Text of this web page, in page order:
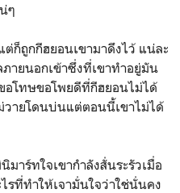
ๆ
ก็ถูกกีฮยอนเขามาดึงไว้ แน่ละ
ายนอกเข้าซึ่งที่เขาทำอยู่มัน
อโทษขอโพยดีที่กีฮยอนไม่ได้
วายโดนบ่นแต่ตอนนี้เขาไม่ได้
าร์ทใจเขากำลังสั่นระรัวเมื่อ
รที่ทำให้เจามั่นใจว่าใช่นั่นคง